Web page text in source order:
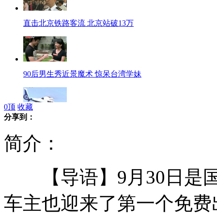
直击北京铁路客流 北京站破13万
90后男生秀近景魔术 惊呆台湾学妹
航拍：京藏高速因车祸出现拥堵
0顶 收藏
分享到：
简介：
【导语】9月30日是国
车主也迎来了第一个免